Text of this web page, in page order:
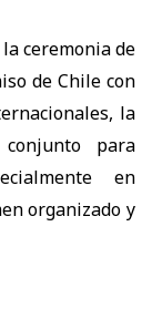
ceremonia de
de Chile con
la
para
en
organizado y